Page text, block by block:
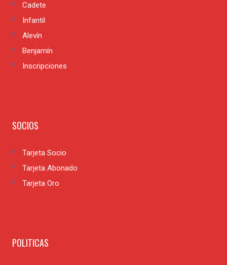
Cadete
Infantil
Alevín
Benjamín
Inscripciones
SOCIOS
Tarjeta Socio
Tarjeta Abonado
Tarjeta Oro
POLITICAS